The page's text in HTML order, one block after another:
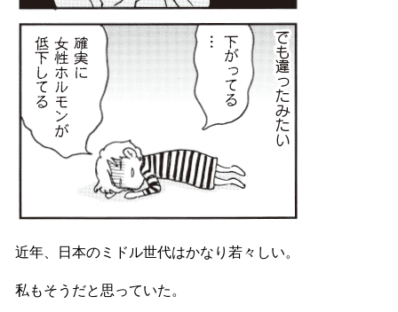
近年、日本のミドル世代はかなり若々しい。
私もそうだと思っていた。